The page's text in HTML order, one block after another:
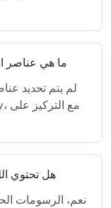
ما هي عناصر
لم يتم تحديد
هل تحتوي
نعم، الرسومات